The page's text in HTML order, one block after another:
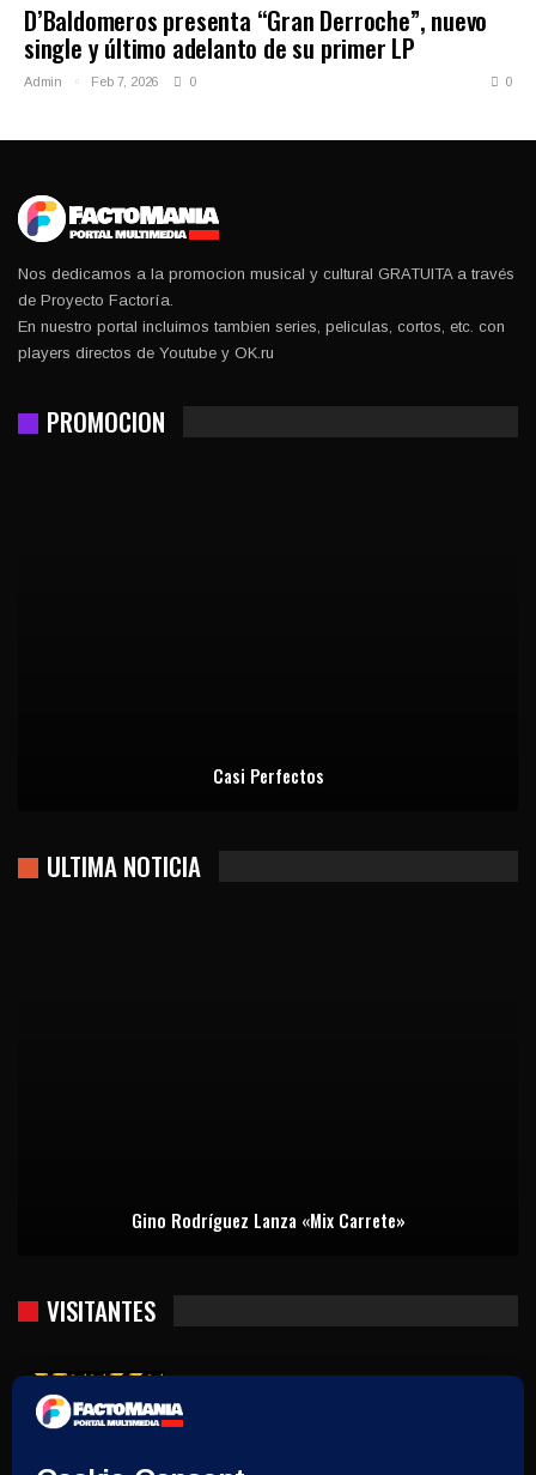
D’Baldomeros presenta “Gran Derroche”, nuevo
single y último adelanto de su primer LP
Admin Feb 7, 2026 0 0
Nos dedicamos a la promocion musical y cultural GRATUITA a través
de Proyecto Factoría.
En nuestro portal incluimos tambien series, peliculas, cortos, etc. con
players directos de Youtube y OK.ru
PROMOCION
Casi Perfectos
ULTIMA NOTICIA
Gino Rodríguez Lanza «Mix Carrete»
VISITANTES
Usuarios hoy : 2067
Este mes : 12721